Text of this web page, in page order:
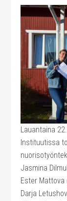
Lauantaina
Instituutissa
Jasmina
Ester Mattova
Darja